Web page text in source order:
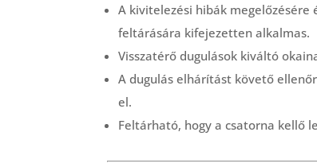
A kivitelezési hibák megelőzésére
feltárására kifejezetten alkalmas.
Visszatérő dugulások kiváltó
A dugulás elhárítást követő
el.
Feltárható, hogy a csatorna kellő